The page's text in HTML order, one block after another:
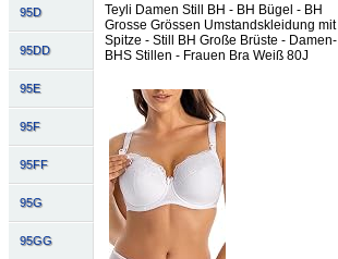
95D
95DD
95E
95F
95FF
95G
95GG
Teyli Damen Still BH - BH Bügel - BH
Grosse Grössen Umstandskleidung mit
Spitze - Still BH Große Brüste - Damen-
BHS Stillen - Frauen Bra Weiß 80J